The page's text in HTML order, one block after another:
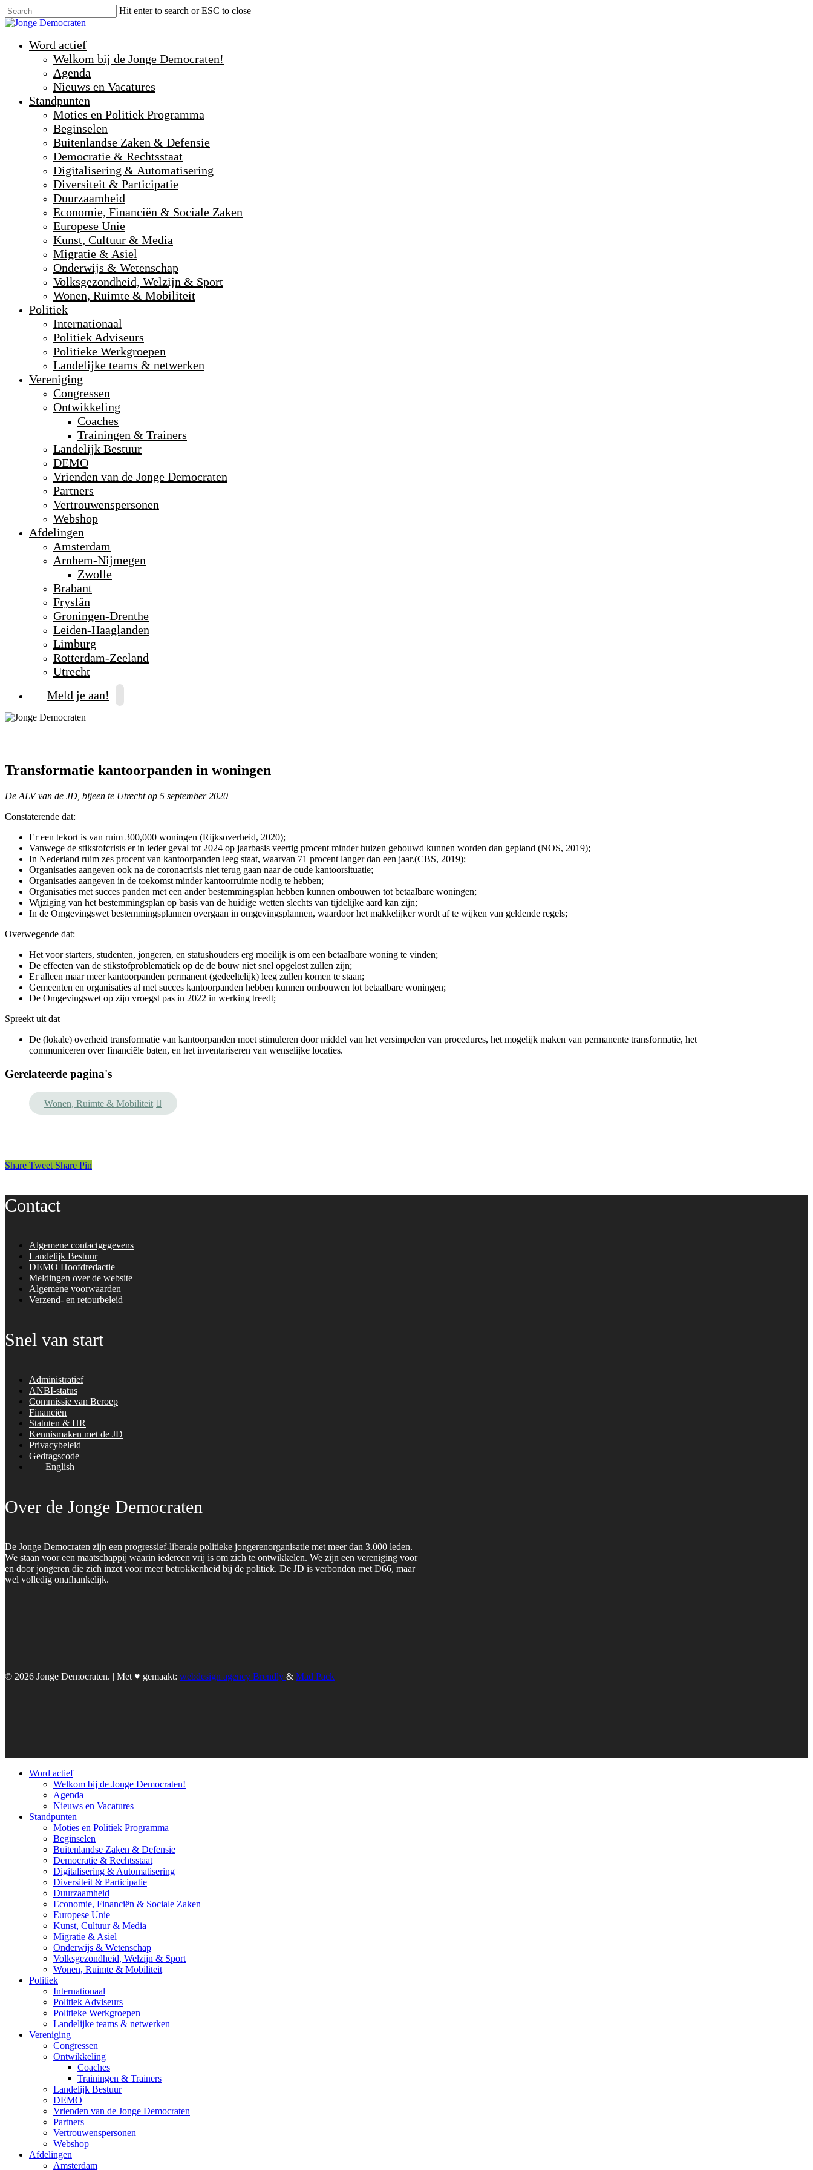
Hit enter to search or ESC to close
Word actief
Welkom bij de Jonge Democraten!
Agenda
Nieuws en Vacatures
Standpunten
Moties en Politiek Programma
Beginselen
Buitenlandse Zaken & Defensie
Democratie & Rechtsstaat
Digitalisering & Automatisering
Diversiteit & Participatie
Duurzaamheid
Economie, Financiën & Sociale Zaken
Europese Unie
Kunst, Cultuur & Media
Migratie & Asiel
Onderwijs & Wetenschap
Volksgezondheid, Welzijn & Sport
Wonen, Ruimte & Mobiliteit
Politiek
Internationaal
Politiek Adviseurs
Politieke Werkgroepen
Landelijke teams & netwerken
Vereniging
Congressen
Ontwikkeling
Coaches
Trainingen & Trainers
Landelijk Bestuur
DEMO
Vrienden van de Jonge Democraten
Partners
Vertrouwenspersonen
Webshop
Afdelingen
Amsterdam
Arnhem-Nijmegen
Zwolle
Brabant
Fryslân
Groningen-Drenthe
Leiden-Haaglanden
Limburg
Rotterdam-Zeeland
Utrecht
Meld je aan!
Transformatie kantoorpanden in woningen
De ALV van de JD, bijeen te Utrecht op 5 september 2020
Constaterende dat:
Er een tekort is van ruim 300,000 woningen (Rijksoverheid, 2020);
Vanwege de stikstofcrisis er in ieder geval tot 2024 op jaarbasis veertig procent minder huizen gebouwd kunnen worden dan gepland (NOS, 2019);
In Nederland ruim zes procent van kantoorpanden leeg staat, waarvan 71 procent langer dan een jaar.(CBS, 2019);
Organisaties aangeven ook na de coronacrisis niet terug gaan naar de oude kantoorsituatie;
Organisaties aangeven in de toekomst minder kantoorruimte nodig te hebben;
Organisaties met succes panden met een ander bestemmingsplan hebben kunnen ombouwen tot betaalbare woningen;
Wijziging van het bestemmingsplan op basis van de huidige wetten slechts van tijdelijke aard kan zijn;
In de Omgevingswet bestemmingsplannen overgaan in omgevingsplannen, waardoor het makkelijker wordt af te wijken van geldende regels;
Overwegende dat:
Het voor starters, studenten, jongeren, en statushouders erg moeilijk is om een betaalbare woning te vinden;
De effecten van de stikstofproblematiek op de de bouw niet snel opgelost zullen zijn;
Er alleen maar meer kantoorpanden permanent (gedeeltelijk) leeg zullen komen te staan;
Gemeenten en organisaties al met succes kantoorpanden hebben kunnen ombouwen tot betaalbare woningen;
De Omgevingswet op zijn vroegst pas in 2022 in werking treedt;
Spreekt uit dat
De (lokale) overheid transformatie van kantoorpanden moet stimuleren door middel van het versimpelen van procedures, het mogelijk maken van permanente transformatie, het
communiceren over financiële baten, en het inventariseren van wenselijke locaties.
Gerelateerde pagina's
Wonen, Ruimte & Mobiliteit
Share Tweet Share Pin
Contact
Algemene contactgegevens
Landelijk Bestuur
DEMO Hoofdredactie
Meldingen over de website
Algemene voorwaarden
Verzend- en retourbeleid
Snel van start
Administratief
ANBI-status
Commissie van Beroep
Financiën
Statuten & HR
Kennismaken met de JD
Privacybeleid
Gedragscode
English
Over de Jonge Democraten
De Jonge Democraten zijn een progressief-liberale politieke jongerenorganisatie met meer dan 3.000 leden.
We staan voor een maatschappij waarin iedereen vrij is om zich te ontwikkelen. We zijn een vereniging voor
en door jongeren die zich inzet voor meer betrokkenheid bij de politiek. De JD is verbonden met D66, maar
wel volledig onafhankelijk.
© 2026 Jonge Democraten. | Met ♥︎ gemaakt: webdesign agency Brendly & Mad Pack
Word actief
Welkom bij de Jonge Democraten!
Agenda
Nieuws en Vacatures
Standpunten
Moties en Politiek Programma
Beginselen
Buitenlandse Zaken & Defensie
Democratie & Rechtsstaat
Digitalisering & Automatisering
Diversiteit & Participatie
Duurzaamheid
Economie, Financiën & Sociale Zaken
Europese Unie
Kunst, Cultuur & Media
Migratie & Asiel
Onderwijs & Wetenschap
Volksgezondheid, Welzijn & Sport
Wonen, Ruimte & Mobiliteit
Politiek
Internationaal
Politiek Adviseurs
Politieke Werkgroepen
Landelijke teams & netwerken
Vereniging
Congressen
Ontwikkeling
Coaches
Trainingen & Trainers
Landelijk Bestuur
DEMO
Vrienden van de Jonge Democraten
Partners
Vertrouwenspersonen
Webshop
Afdelingen
Amsterdam